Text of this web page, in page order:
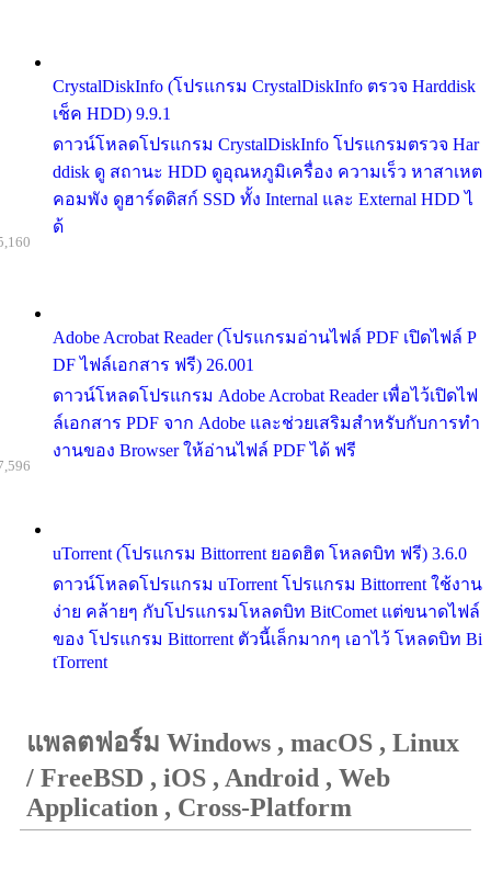
CrystalDiskInfo (โปรแกรม CrystalDiskInfo ตรวจ Harddisk
เช็ค HDD) 9.9.1
ดาวน์โหลดโปรแกรม CrystalDiskInfo โปรแกรมตรวจ Har
ddisk ดู สถานะ HDD ดูอุณหภูมิเครื่อง ความเร็ว หาสาเหต
คอมพัง ดูฮาร์ดดิสก์ SSD ทั้ง Internal และ External HDD ไ
ด้
Adobe Acrobat Reader (โปรแกรมอ่านไฟล์ PDF เปิดไฟล์ P
DF ไฟล์เอกสาร ฟรี) 26.001
ดาวน์โหลดโปรแกรม Adobe Acrobat Reader เพื่อไว้เปิดไฟ
ล์เอกสาร PDF จาก Adobe และช่วยเสริมสำหรับกับการทำ
งานของ Browser ให้อ่านไฟล์ PDF ได้ ฟรี
uTorrent (โปรแกรม Bittorrent ยอดฮิต โหลดบิท ฟรี) 3.6.0
ดาวน์โหลดโปรแกรม uTorrent โปรแกรม Bittorrent ใช้งาน
ง่าย คล้ายๆ กับโปรแกรมโหลดบิท BitComet แต่ขนาดไฟล์
ของ โปรแกรม Bittorrent ตัวนี้เล็กมากๆ เอาไว้ โหลดบิท Bi
tTorrent
แพลตฟอร์ม Windows , macOS , Linux
/ FreeBSD , iOS , Android , Web
Application , Cross-Platform